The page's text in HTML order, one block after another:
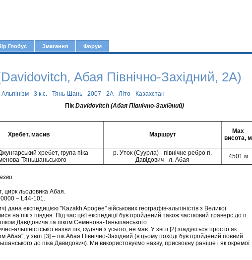
Глобус Змагання Форум
Абая Північно-Західний, 2А)
Альпінізм 3 к.с. Тянь-Шань 2007 2А Літо
Казахстан
ПікDavidovitch (Абая Північно-Західний)
Хребет, масив Маршрут
Max
висота, м
хребет, група піка
Тяньшаньського
р. Уток (Суурла) - північне ребро п.
Давідович - л. Абая
4501 м
цирк льодовика Абая.
– L44-101.
дана експедицією "Kazakh Apogee" військових географів-альпіністів з Великої
на пік з півдня. Під час цієї експедиції був пройдений також частковий траверс до п.
Давідовича та піком Семенова-Тяньшанського.
альпіністської назви пік, судячи з усього, не має. У звіті [2] згадується просто як
Абая", у звіті [3] – пік Абая Північно-Західний (в цьому поході був пройдений повний
до піка Давидович). Ми використовуємо назву, присвоєну раніше і як окремої